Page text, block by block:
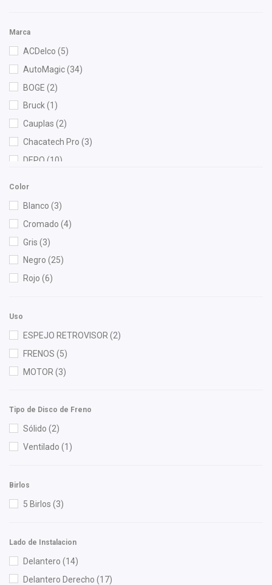
Marca
ACDelco (5)
AutoMagic(34)
BOGE (2)
Bruck(1)
Cauplas (2)
Chacatech Pro (3)
DEPO (10)
Recal(7)
Sehun(1)
SIMYI(5)
Superseal(1)
Wagner(1)
Color
Blanco (3)
Cromado (4)
Gris (3)
Negro (25)
Rojo (6)
Uso
ESPEJO RETROVISOR (2)
FRENOS (5)
MOTOR (3)
Tipo de Disco de Freno
Sólido (2)
Ventilado (1)
Birlos
5 Birlos (3)
Lado de Instalacion
Delantero (14)
Delantero Derecho (17)